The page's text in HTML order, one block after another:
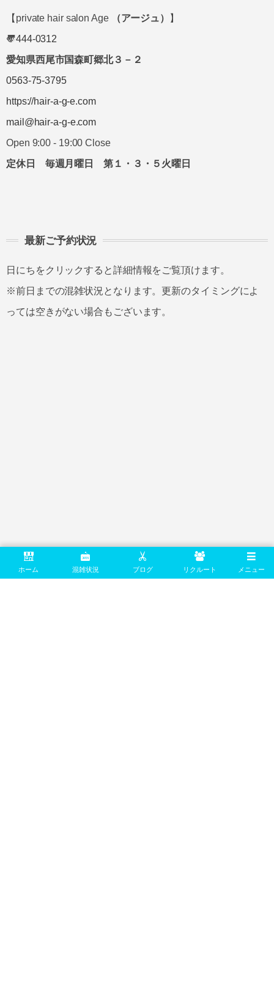
【private hair salon Age （アージュ）
】
〠444-0312
愛知県西尾市国森町郷北３－２
0563-75-3795
https://hair-a-g-e.com
mail@hair-a-g-e.com
Open 9:00 - 19:00 Close
定休日 毎週月曜日 第１・３・５火曜日
最新ご予約状況
日にちをクリックすると詳細情報をご覧頂けます。
※前日までの混雑状況となります。更新のタイミングによ
っては空きがない場合もございます。
メニュー
ホーム 混雑状況 ブログ リクルート